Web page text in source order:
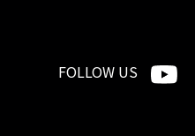
FOLLOW US